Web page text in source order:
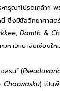
รุณาโปรดเกล้าฯ พ
ซึ่งมีชื่อวิทยาศาสต
Damth. &
หาวิทยาลัยเชียงใหม่
สิริน” (
Chaowasku) เป็น